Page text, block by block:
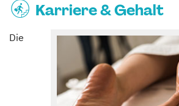
Karriere & Gehalt
Die